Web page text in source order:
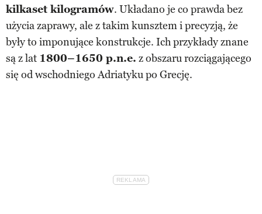
kilkaset kilogramów. Układano je co prawda bez
użycia zaprawy, ale z takim kunsztem i precyzją, że
były to imponujące konstrukcje. Ich przykłady znane
są z lat 1800–1650 p.n.e. z obszaru rozciągającego
się od wschodniego Adriatyku po Grecję.